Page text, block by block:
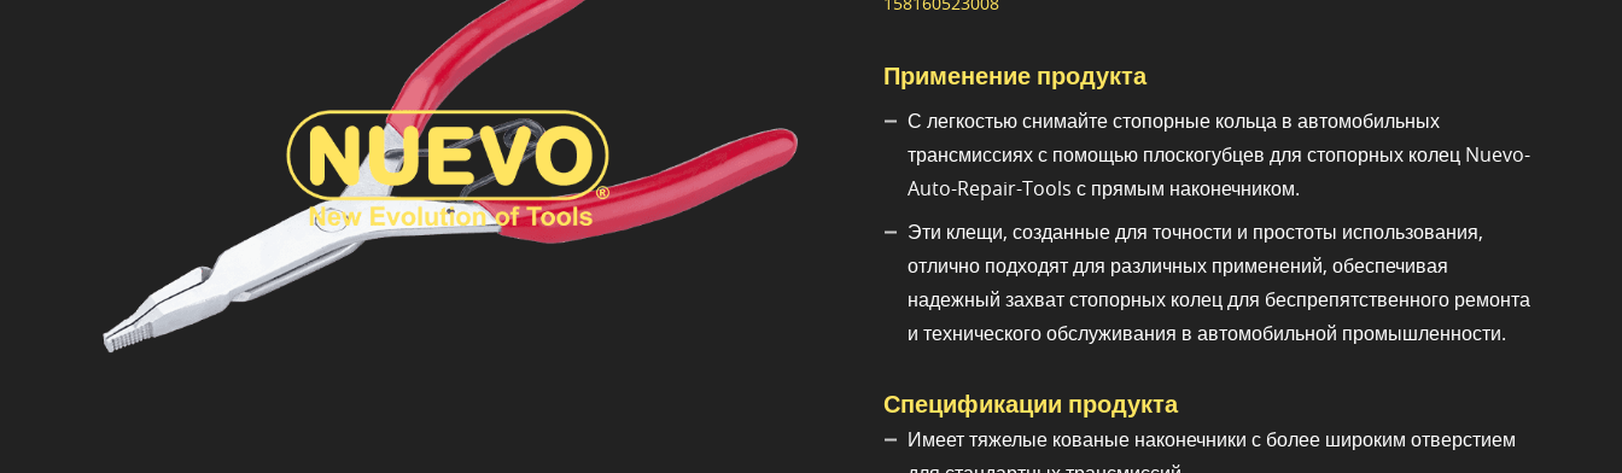
Применение продукта
С легкостью снимайте стопорные кольца в автомобильных
трансмиссиях с помощью плоскогубцев для стопорных колец Nuevo-
Auto-Repair-Tools с прямым наконечником.
Эти клещи, созданные для точности и простоты использования,
отлично подходят для различных применений, обеспечивая
надежный захват стопорных колец для беспрепятственного ремонта
и технического обслуживания в автомобильной промышленности.
Спецификации продукта
Имеет тяжелые кованые наконечники с более широким отверстием